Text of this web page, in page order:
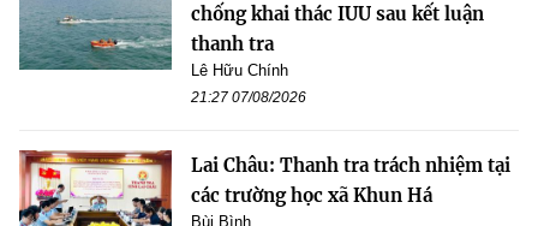
chống khai thác IUU sau kết luận
thanh tra
Lê Hữu Chính
21:27 07/08/2026
Lai Châu: Thanh tra trách nhiệm tại
các trường học xã Khun Há
Bùi Bình